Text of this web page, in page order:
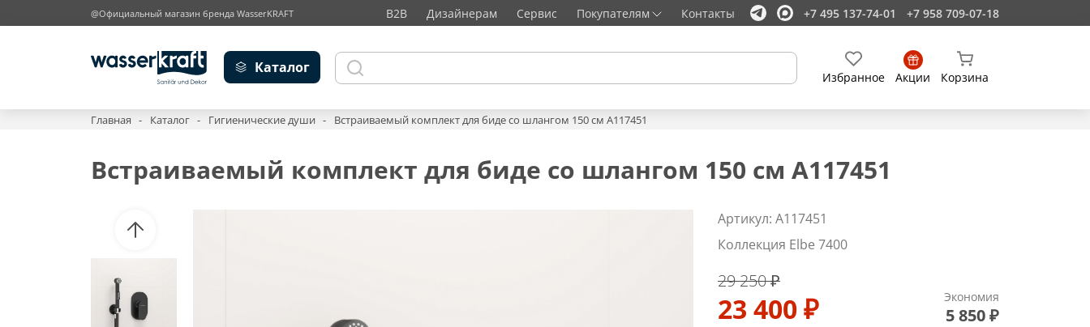
@Официальный магазин бренда WasserKRAFT B2B Дизайнерам Сервис Покупателям Контакты +7 495 137-74-01 +7 958 709-07-18
Каталог
Избранное Акции Корзина
Главная Каталог Гигиенические души Встраиваемый комплект для биде со шлангом 150 см A117451
Встраиваемый комплект для биде со шлангом 150 см A117451
Артикул: A117451
Коллекция Elbe 7400
29 250 ₽
23 400 ₽ Экономия
5 850 ₽